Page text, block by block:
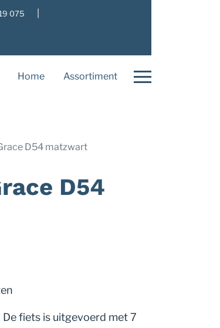
075
Home Assortiment
D54 matzwart
D54
De fiets is uitgevoerd met 7